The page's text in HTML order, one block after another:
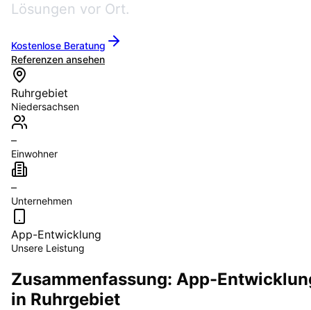
Lösungen vor Ort.
Kostenlose Beratung
Referenzen ansehen
Ruhrgebiet
Niedersachsen
–
Einwohner
–
Unternehmen
App-Entwicklung
Unsere Leistung
Zusammenfassung: App-
in Ruhrgebiet